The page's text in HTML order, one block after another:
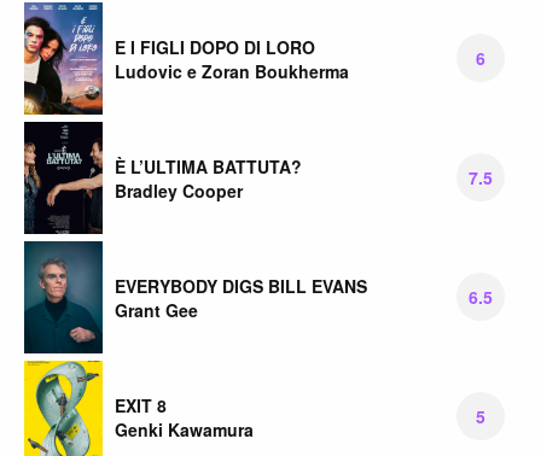
E I FIGLI DOPO DI LORO
Ludovic e Zoran Boukherma
6
È L’ULTIMA BATTUTA?
Bradley Cooper
7.5
EVERYBODY DIGS BILL EVANS
Grant Gee
6.5
EXIT 8
Genki Kawamura
5